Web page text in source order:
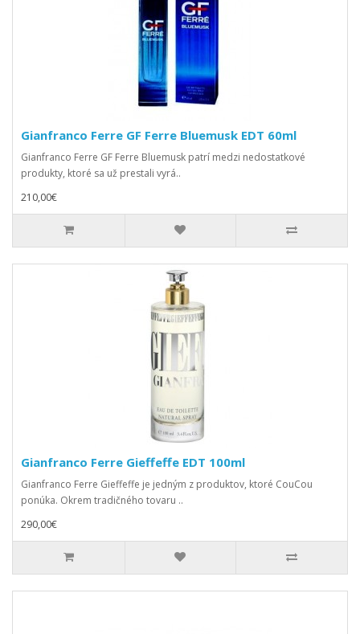
Gianfranco Ferre GF Ferre Bluemusk EDT 60ml
Gianfranco Ferre GF Ferre Bluemusk patrí medzi nedostatkové
produkty, ktoré sa už prestali vyrá..
210,00€
Gianfranco Ferre Gieffeffe EDT 100ml
Gianfranco Ferre Gieffeffe je jedným z produktov, ktoré CouCou
ponúka. Okrem tradičného tovaru ..
290,00€